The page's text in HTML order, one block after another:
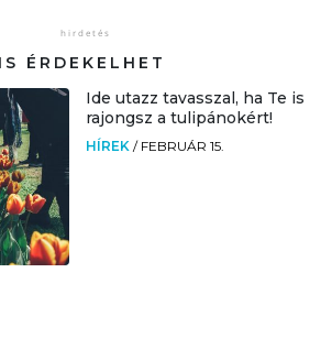
ÉRDEKELHET
Ide utazz tavasszal, ha Te is
rajongsz a tulipánokért!
HÍREK / FEBRUÁR 15.